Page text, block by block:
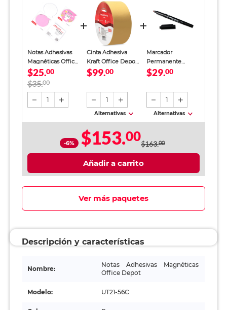
Notas Adhesivas
Magnéticas Office
Depot Rosa
$25.00
$35.00
1
Cinta Adhesiva
Kraft Office Depot
5 cm x 50 m
$99.00
1
Alternativas
Marcador
Permanente
Office Depot /
$29.00
1
Alternativas
-6% $153.00$163.00
Añadir a carrito
Ver más paquetes
Descripción y características
Nombre:
Notas Adhesivas Magnéticas
Office Depot
Modelo: UT21-56C